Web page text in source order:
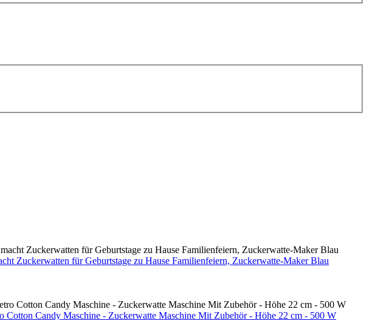
Zuckerwatten für Geburtstage zu Hause Familienfeiern, Zuckerwatte-Maker Blau
Candy Maschine - Zuckerwatte Maschine Mit Zubehör - Höhe 22 cm - 500 W